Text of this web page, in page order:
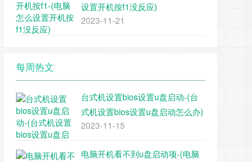
设置开机按f1没反应)
2023-11-21
每周热文
台式机设置bios设置u盘启动-(台
式机设置bios设置u盘启动怎么办)
2023-11-15
电脑开机看不到u盘启动项-(电脑